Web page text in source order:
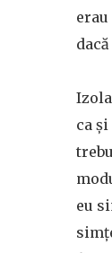
ca
eu